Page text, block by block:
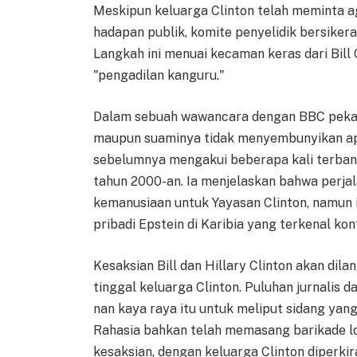
Meskipun keluarga Clinton telah meminta
hadapan publik, komite penyelidik
Langkah ini menuai kecaman keras dari
"pengadilan kanguru."
Dalam sebuah wawancara dengan BBC
maupun suaminya tidak menyembunyikan
sebelumnya mengakui beberapa kali
tahun 2000-an. Ia menjelaskan bahwa
kemanusiaan untuk Yayasan Clinton,
pribadi Epstein di Karibia yang terkenal
Kesaksian Bill dan Hillary Clinton akan
tinggal keluarga Clinton. Puluhan jurnalis
nan kaya raya itu untuk meliput sidang
Rahasia bahkan telah memasang barikade
kesaksian, dengan keluarga Clinton